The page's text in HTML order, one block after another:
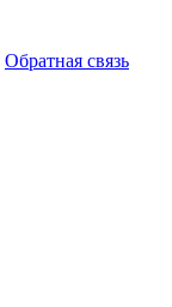
Обратная связь